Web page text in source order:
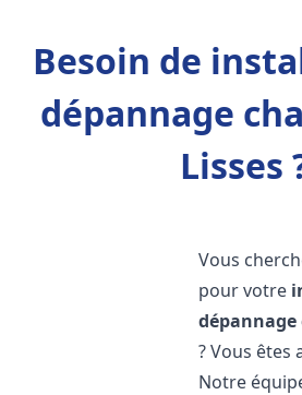
Besoin de
dépannage
Lisses
Vous
pour votre
? Vous êtes
Notre